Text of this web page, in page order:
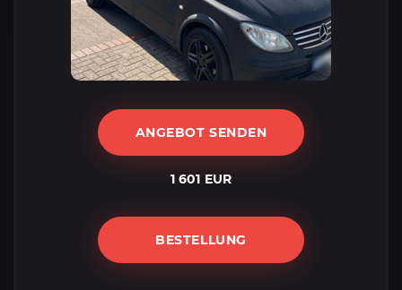
ANGEBOT SENDEN
1 601 EUR
BESTELLUNG